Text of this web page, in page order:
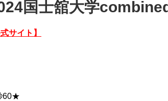
国士舘大学
サイト】
60★